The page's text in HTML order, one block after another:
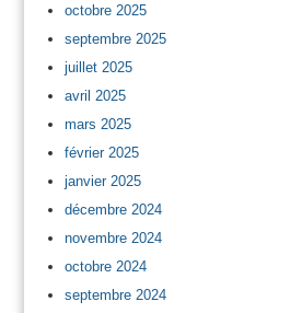
octobre 2025
septembre 2025
juillet 2025
avril 2025
mars 2025
février 2025
janvier 2025
décembre 2024
novembre 2024
octobre 2024
septembre 2024